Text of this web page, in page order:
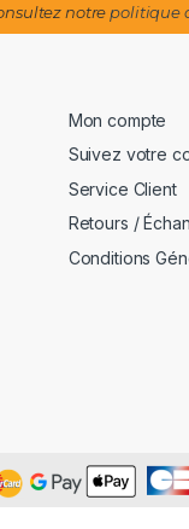
notre politique
Mon compte
Suivez votre
Service Client
Retours /
Conditions